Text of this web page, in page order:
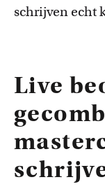
schrijven echt
Live